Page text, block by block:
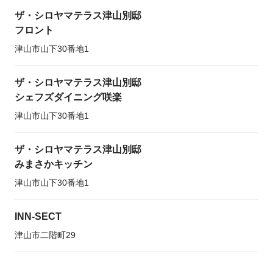
ザ・シロヤマテラス津山別邸
フロント
津山市山下30番地1
ザ・シロヤマテラス津山別邸
シェフズダイニング咲楽
津山市山下30番地1
ザ・シロヤマテラス津山別邸
みまさかキッチン
津山市山下30番地1
INN-SECT
津山市二階町29